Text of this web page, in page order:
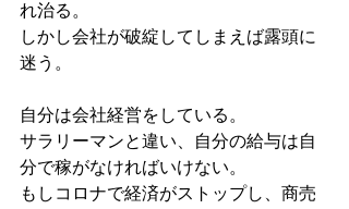
れ治る。
しかし会社が破綻してしまえば露頭に
迷う。
自分は会社経営をしている。
サラリーマンと違い、自分の給与は自
分で稼がなければいけない。
もしコロナで経済がストップし、商売